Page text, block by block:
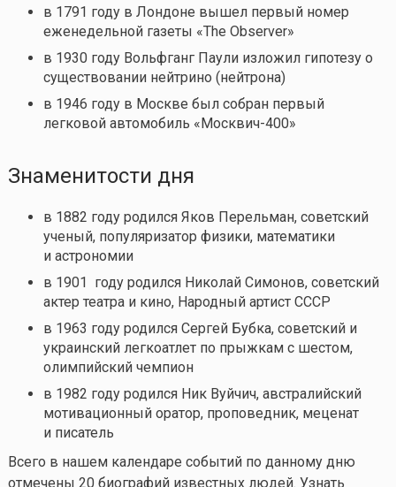
в 1791 году в Лондоне вышел первый номер
еженедельной газеты «The Observer»
в 1930 году Вольфганг Паули изложил гипотезу о
существовании нейтрино (нейтрона)
в 1946 году в Москве был собран первый
легковой автомобиль «Москвич-400»
Знаменитости дня
в 1882 году родился Яков Перельман, советский
ученый, популяризатор физики, математики
и астрономии
в 1901 году родился Николай Симонов, советский
актер театра и кино, Народный артист СССР
в 1963 году родился Сергей Бубка, советский и
украинский легкоатлет по прыжкам с шестом,
олимпийский чемпион
в 1982 году родился Ник Вуйчич, австралийский
мотивационный оратор, проповедник, меценат
и писатель
Всего в нашем календаре событий по данному дню
отмечены 20 биографий известных людей. Узнать